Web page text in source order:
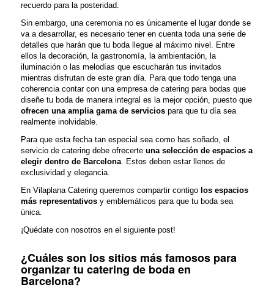
recuerdo para la posteridad.
Sin embargo, una ceremonia no es únicamente el lugar donde se
va a desarrollar, es necesario tener en cuenta toda una serie de
detalles que harán que tu boda llegue al máximo nivel. Entre
ellos la decoración, la gastronomía, la ambientación, la
iluminación o las melodías que escucharán tus invitados
mientras disfrutan de este gran día. Para que todo tenga una
coherencia contar con una empresa de catering para bodas que
diseñe tu boda de manera integral es la mejor opción, puesto que
ofrecen una amplia gama de serviciospara que tu día sea
realmente inolvidable.
Para que esta fecha tan especial sea como has soñado, el
servicio de catering debe ofrecerte una selección de espacios a
elegir dentro de Barcelona. Estos deben estar llenos de
exclusividad y elegancia.
En Vilaplana Catering queremos compartir contigo los espacios
más representativosy emblemáticos para que tu boda sea
única.
¡Quédate con nosotros en el siguiente post!
¿Cuáles son los sitios más famosos para
organizar tu catering de boda en
Barcelona?